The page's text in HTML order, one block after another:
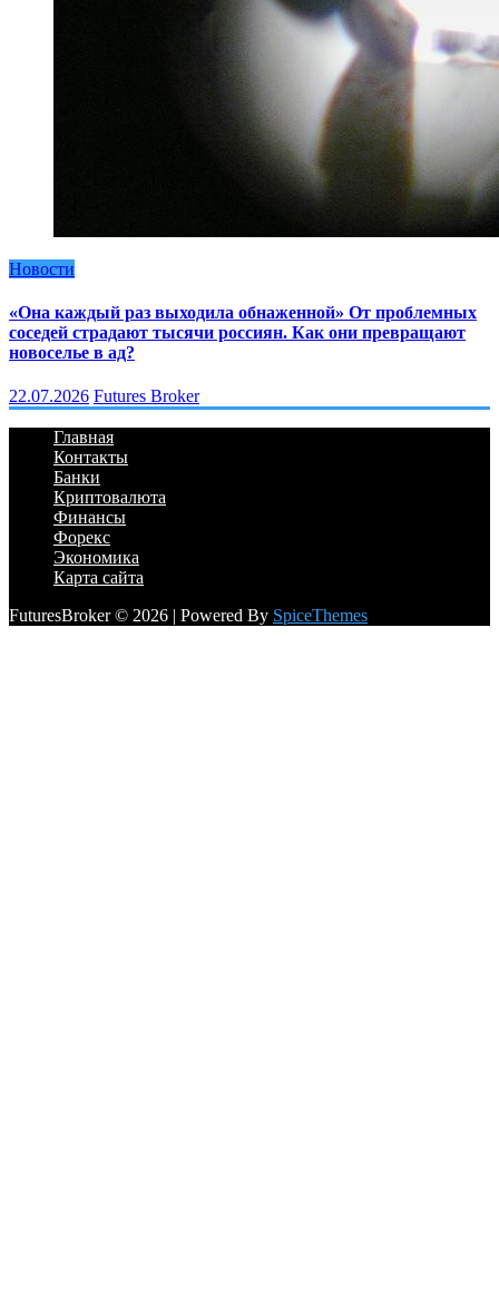
Новости
«Она каждый раз выходила обнаженной» От проблемных
соседей страдают тысячи россиян. Как они превращают
новоселье в ад?
22.07.2026 Futures Broker
Главная
Контакты
Банки
Криптовалюта
Финансы
Форекс
Экономика
Карта сайта
FuturesBroker © 2026 | Powered By SpiceThemes